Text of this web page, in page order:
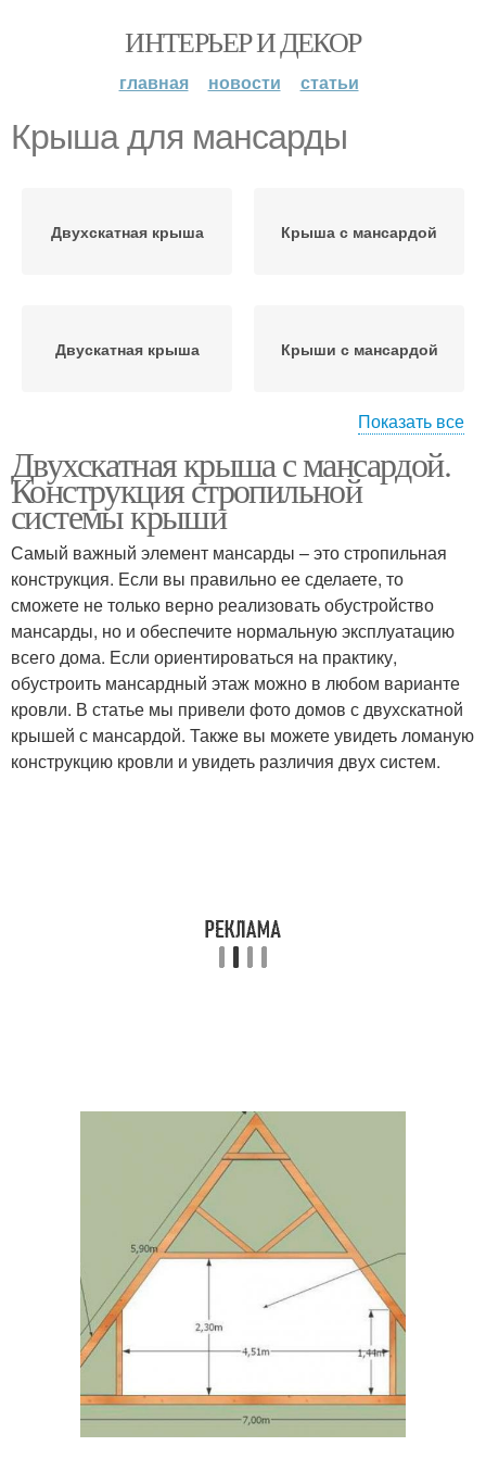
ИНТЕРЬЕР И ДЕКОР
главная новости статьи
Крыша для мансарды
Двухскатная крыша Крыша с мансардой
Двускатная крыша Крыши с мансардой
Мансардная крыша Ломаная крыша
Крыша с комнатой
Показать все
Двухскатная крыша с мансардой.
Конструкция стропильной
системы крыши
Самый важный элемент мансарды – это стропильная
конструкция. Если вы правильно ее сделаете, то
сможете не только верно реализовать обустройство
мансарды, но и обеспечите нормальную эксплуатацию
всего дома. Если ориентироваться на практику,
обустроить мансардный этаж можно в любом варианте
кровли. В статье мы привели фото домов с двухскатной
крышей с мансардой. Также вы можете увидеть ломаную
конструкцию кровли и увидеть различия двух систем.